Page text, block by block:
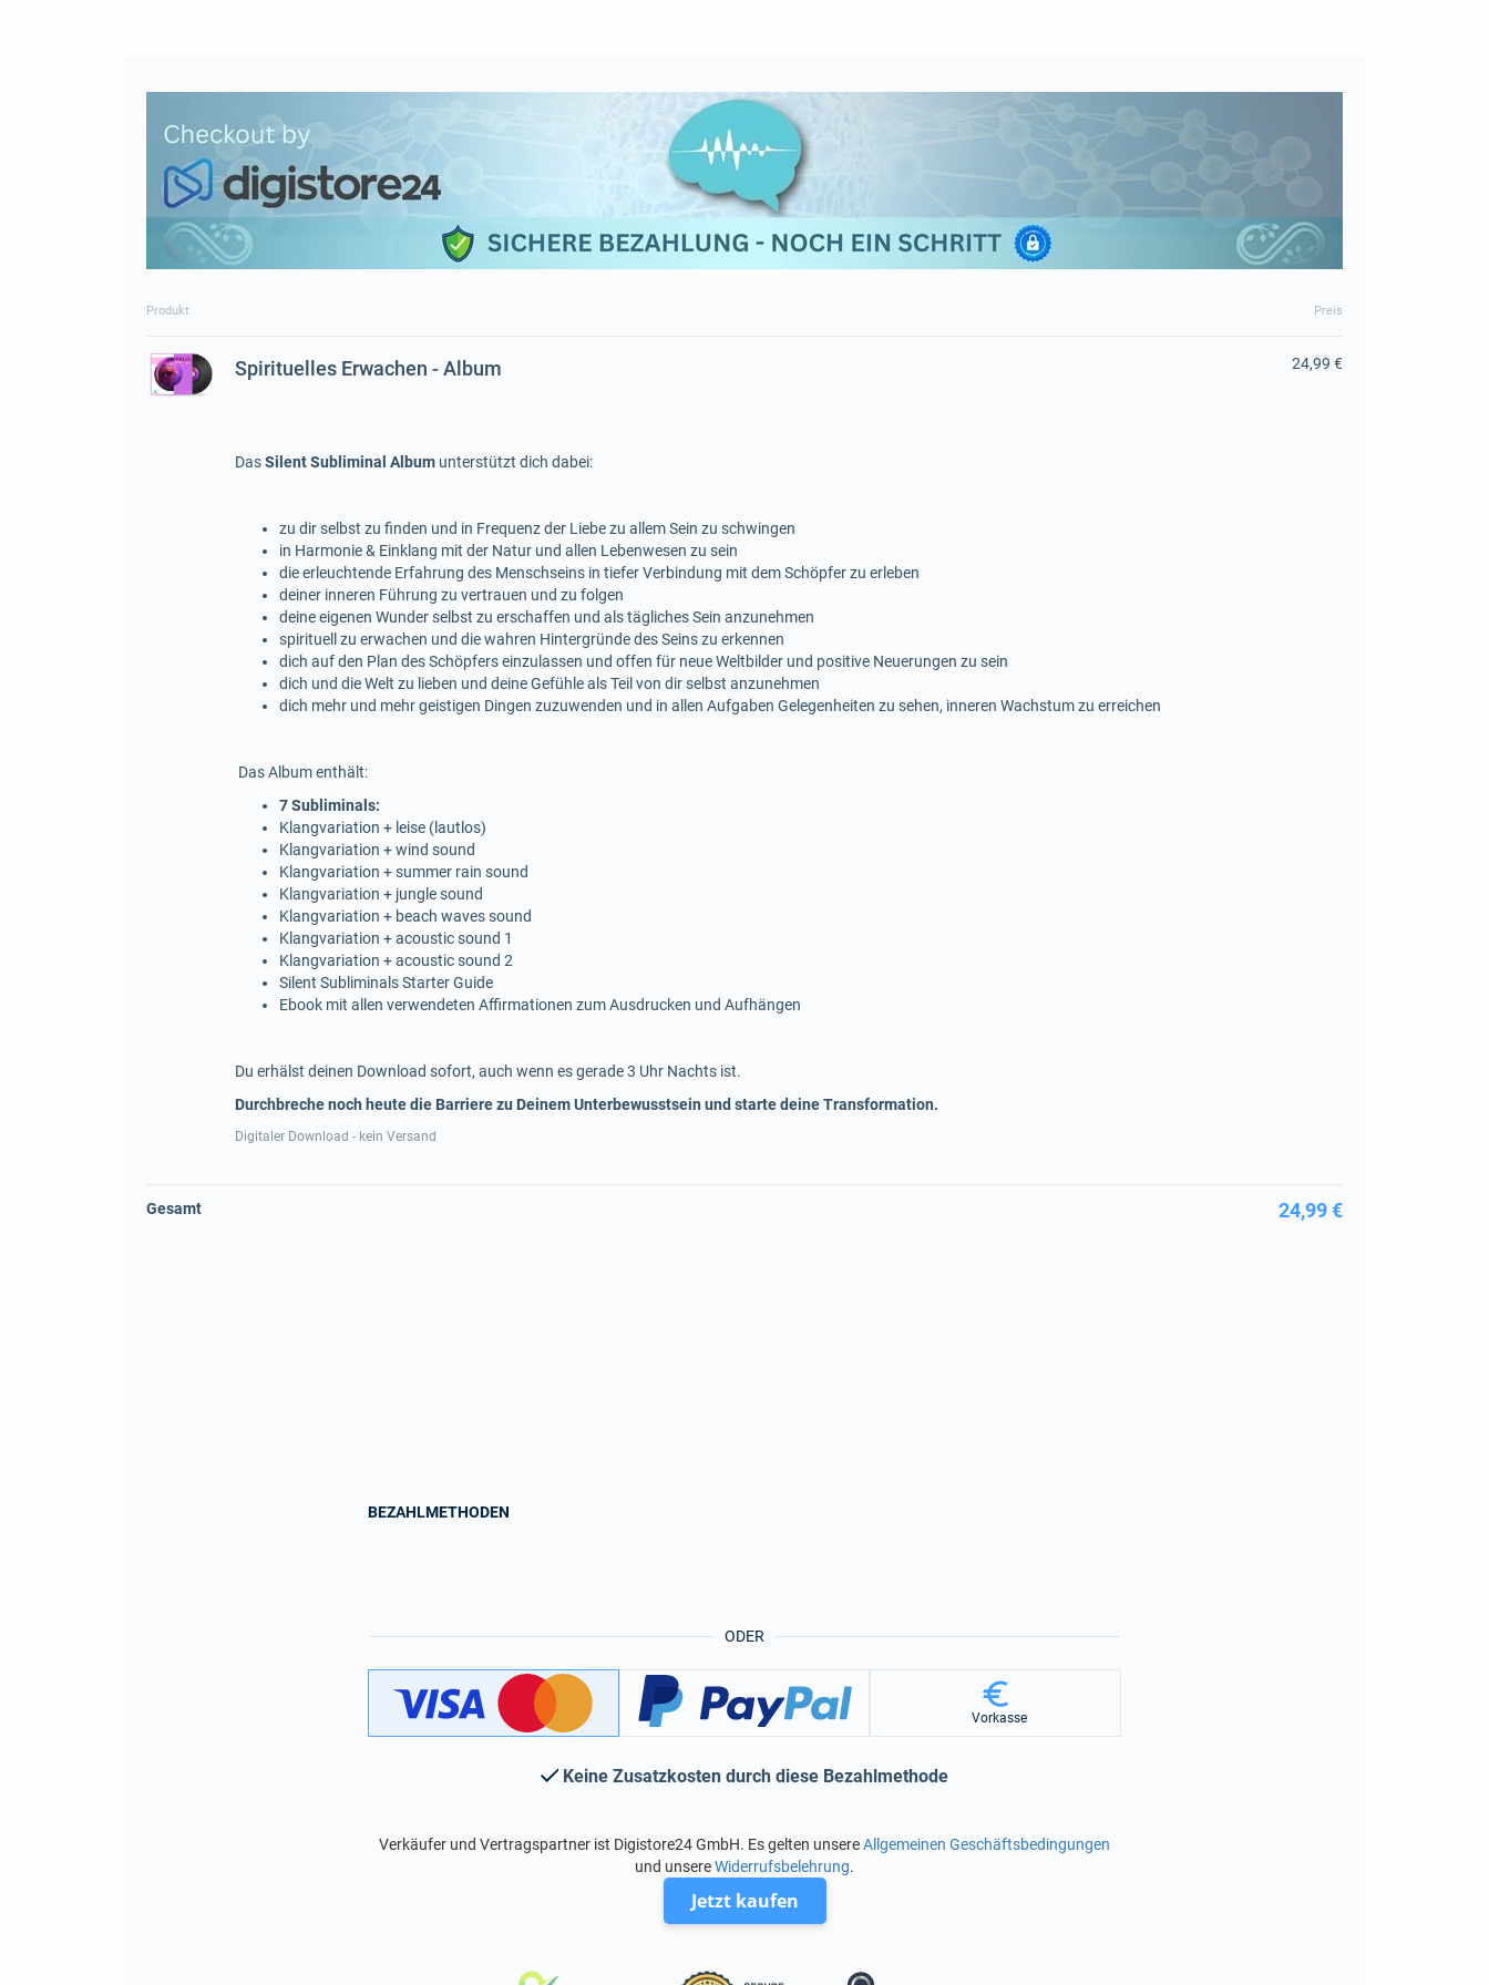
Produkt Preis
Spirituelles Erwachen - Album
DasSilent Subliminal Album unterstützt dich dabei:
zu dir selbst zu finden und in Frequenz der Liebe zu allem Sein zu schwingen
in Harmonie & Einklang mit der Natur und allen Lebenwesen zu sein
die erleuchtende Erfahrung des Menschseins in tiefer Verbindung mit dem Schöpfer zu erleben
deiner inneren Führung zu vertrauen und zu folgen
deine eigenen Wunder selbst zu erschaffen und als tägliches Sein anzunehmen
spirituell zu erwachen und die wahren Hintergründe des Seins zu erkennen
dich auf den Plan des Schöpfers einzulassen und offen für neue Weltbilder und positive Neuerungen zu sein
dich und die Welt zu lieben und deine Gefühle als Teil von dir selbst anzunehmen
dich mehr und mehr geistigen Dingen zuzuwenden und in allen Aufgaben Gelegenheiten zu sehen, inneren Wachstum zu erreichen
Das Album enthält:
7 Subliminals:
Klangvariation + leise (lautlos)
Klangvariation + wind sound
Klangvariation + summer rain sound
Klangvariation + jungle sound
Klangvariation + beach waves sound
Klangvariation + acoustic sound 1
Klangvariation + acoustic sound 2
Silent Subliminals Starter Guide
Ebook mit allen verwendeten Affirmationen zum Ausdrucken und Aufhängen
Du erhälst deinen Download sofort, auch wenn es gerade 3 Uhr Nachts ist.
Durchbreche noch heute die Barriere zu Deinem Unterbewusstsein und starte deine Transformation.
Digitaler Download - kein Versand
24,99 €
Gesamt 24,99 €
ODER
BEZAHLMETHODEN
Vorkasse
Keine Zusatzkosten durch diese Bezahlmethode
Verkäufer und Vertragspartner ist Digistore24 GmbH. Es gelten unsereAllgemeinen Geschäftsbedingungen
und unsereWiderrufsbelehrung.
Jetzt kaufen